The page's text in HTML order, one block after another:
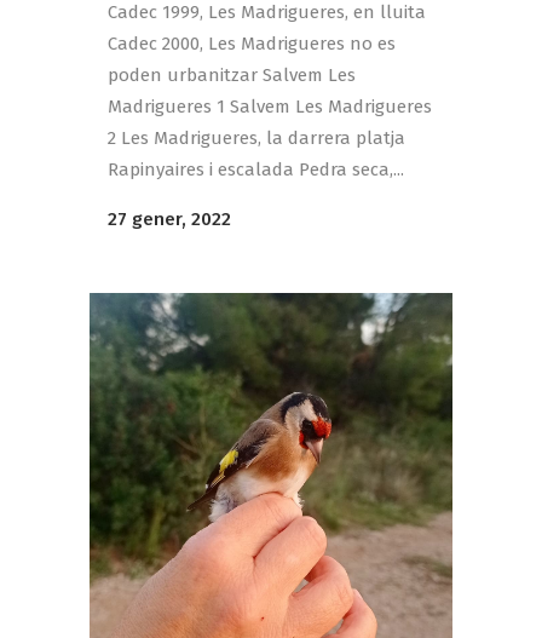
Cadec 1999, Les Madrigueres, en lluita
Cadec 2000, Les Madrigueres no es
poden urbanitzar Salvem Les
Madrigueres 1 Salvem Les Madrigueres
2 Les Madrigueres, la darrera platja
Rapinyaires i escalada Pedra seca,...
27 gener, 2022